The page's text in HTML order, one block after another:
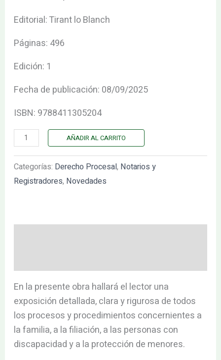
Editorial: Tirant lo Blanch
Páginas: 496
Edición: 1
Fecha de publicación: 08/09/2025
ISBN: 9788411305204
AÑADIR AL CARRITO
Categorías: Derecho Procesal, Notarios y
Registradores, Novedades
En la presente obra hallará el lector una
exposición detallada, clara y rigurosa de todos
los procesos y procedimientos concernientes a
la familia, a la filiación, a las personas con
discapacidad y a la protección de menores.